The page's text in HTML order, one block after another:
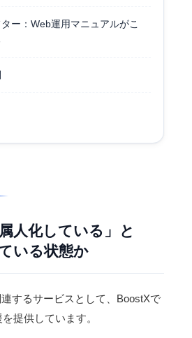
ー：Web運用マニュアルがこ
人化している」と
いる状態か
するサービスとして、BoostXで
提供しています。